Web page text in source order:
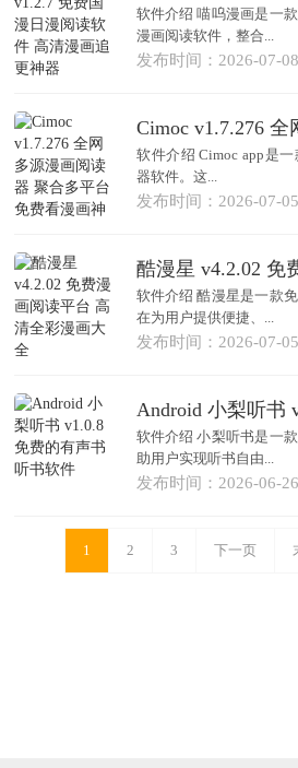
软件介绍 喵呜漫画是一款面向二次元爱好者的全品类
漫画阅读软件，整合...
发布时间：2026-07-08
软件介绍 Cimoc app是一款非常不错的漫画搜索阅读
器软件。这...
发布时间：2026-07-05
软件介绍 酷漫星是一款免费的手机漫画阅读软件，旨
在为用户提供便捷、...
发布时间：2026-07-05
软件介绍 小梨听书是一款免费的有声书听书软件，帮
助用户实现听书自由...
发布时间：2026-06-26
1 2 3 下一页